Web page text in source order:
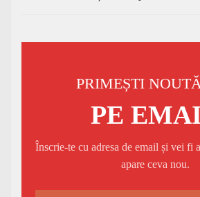
PRIMEȘTI
PE
Înscrie-te cu adresa de email și vei fi
apare ceva nou.